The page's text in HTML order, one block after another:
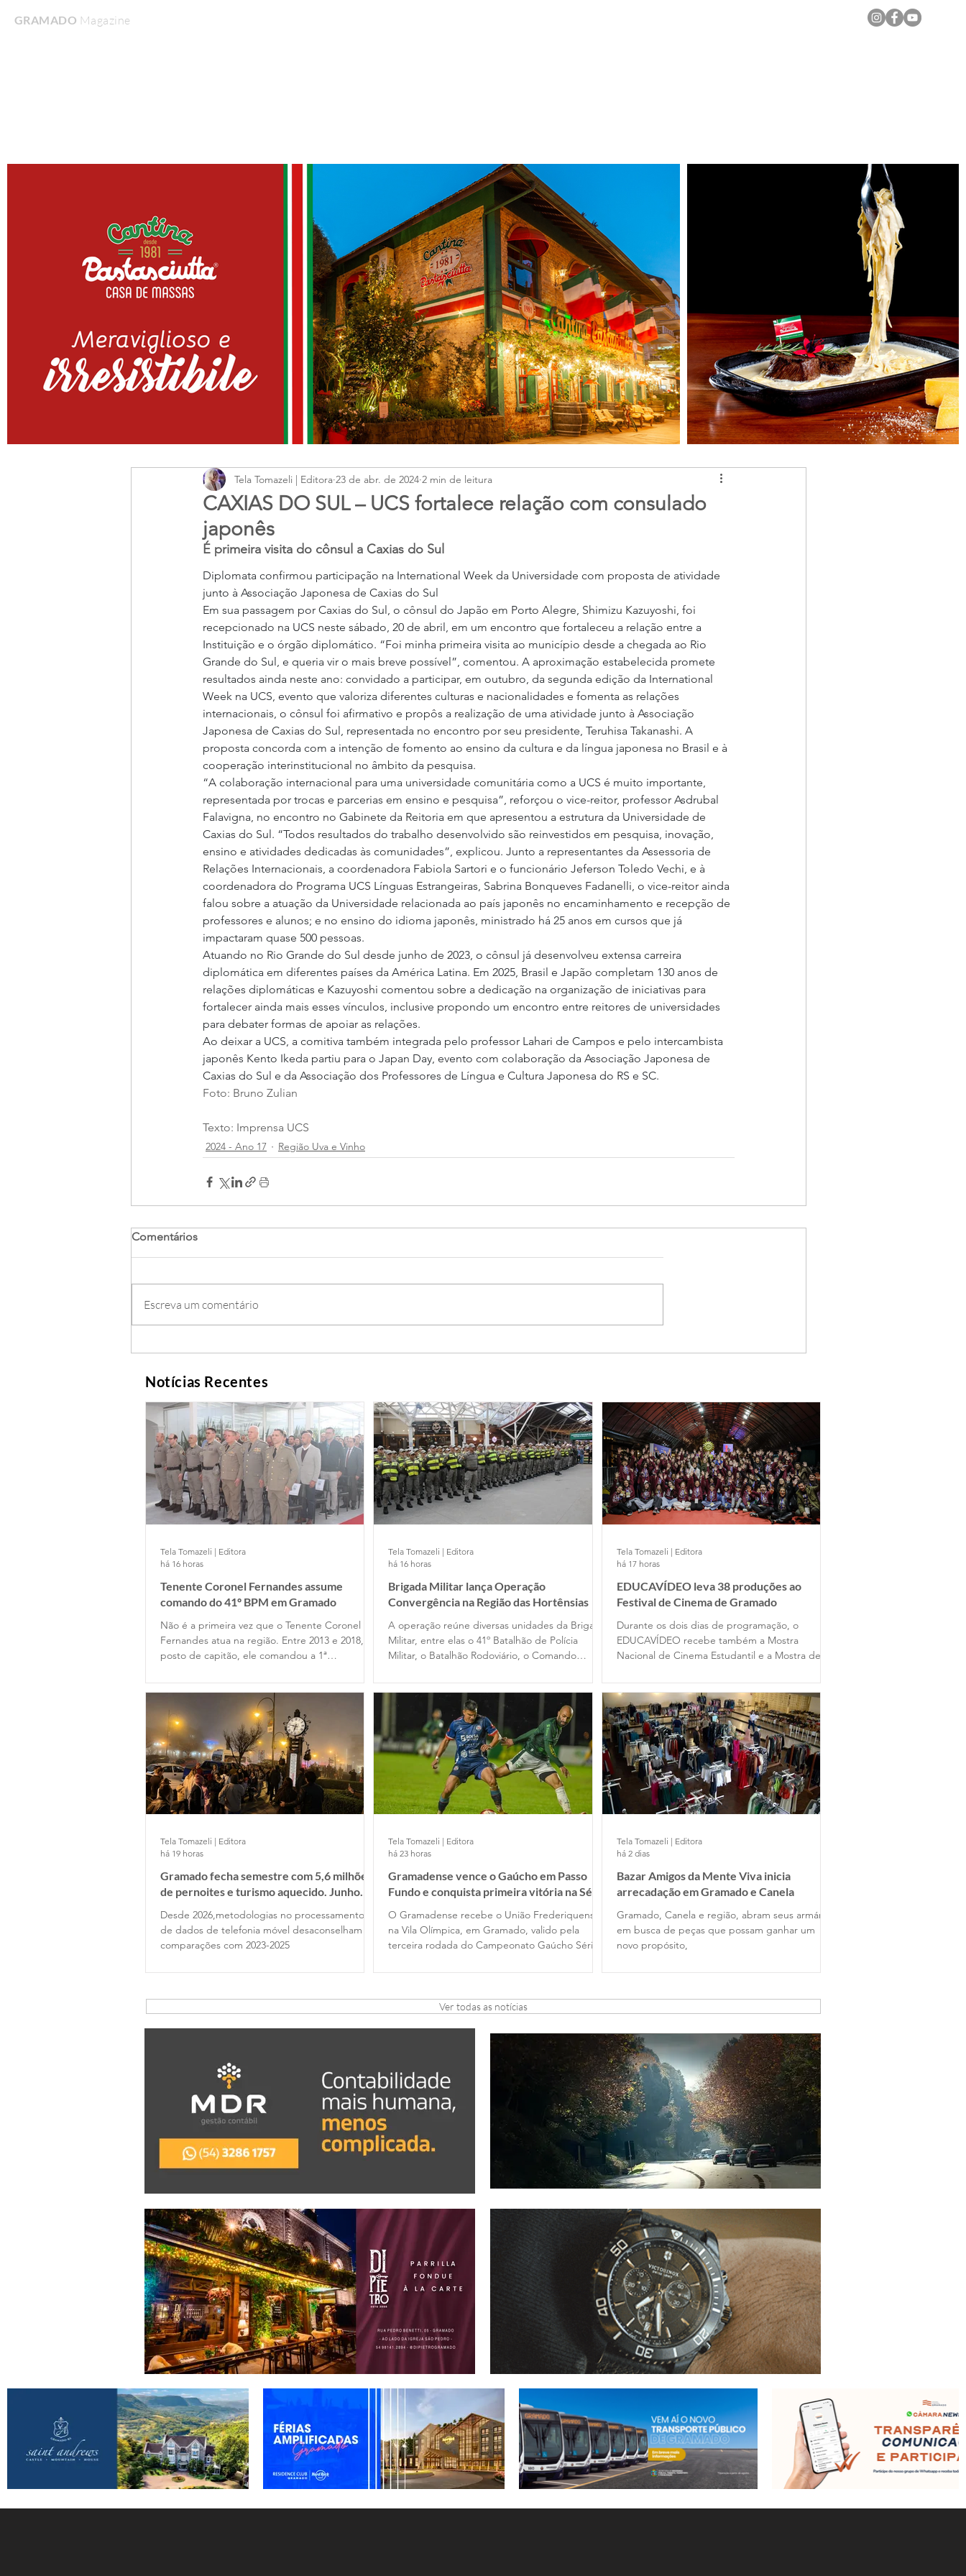
GRAMADO MagazineHome
CAXIAS DO SUL – UCS fortalece relação com consulado
japonês
Tela Tomazeli | Editora 23 de abr. de 2024 2 min de leitura
É primeira visita do cônsul a Caxias do Sul
Diplomata confirmou participação na International Week da Universidade com proposta de atividade
junto à Associação Japonesa de Caxias do Sul
Em sua passagem por Caxias do Sul, o cônsul do Japão em Porto Alegre, Shimizu Kazuyoshi, foi
recepcionado na UCS neste sábado, 20 de abril, em um encontro que fortaleceu a relação entre a
Instituição e o órgão diplomático. “Foi minha primeira visita ao município desde a chegada ao Rio
Grande do Sul, e queria vir o mais breve possível”, comentou. A aproximação estabelecida promete
resultados ainda neste ano: convidado a participar, em outubro, da segunda edição da International
Week na UCS, evento que valoriza diferentes culturas e nacionalidades e fomenta as relações
internacionais, o cônsul foi afirmativo e propôs a realização de uma atividade junto à Associação
Japonesa de Caxias do Sul, representada no encontro por seu presidente, Teruhisa Takanashi. A
proposta concorda com a intenção de fomento ao ensino da cultura e da língua japonesa no Brasil e à
cooperação interinstitucional no âmbito da pesquisa.
“A colaboração internacional para uma universidade comunitária como a UCS é muito importante,
representada por trocas e parcerias em ensino e pesquisa”, reforçou o vice-reitor, professor Asdrubal
Falavigna, no encontro no Gabinete da Reitoria em que apresentou a estrutura da Universidade de
Caxias do Sul. “Todos resultados do trabalho desenvolvido são reinvestidos em pesquisa, inovação,
ensino e atividades dedicadas às comunidades”, explicou. Junto a representantes da Assessoria de
Relações Internacionais, a coordenadora Fabiola Sartori e o funcionário Jeferson Toledo Vechi, e à
coordenadora do Programa UCS Línguas Estrangeiras, Sabrina Bonqueves Fadanelli, o vice-reitor ainda
falou sobre a atuação da Universidade relacionada ao país japonês no encaminhamento e recepção de
professores e alunos; e no ensino do idioma japonês, ministrado há 25 anos em cursos que já
impactaram quase 500 pessoas.
Atuando no Rio Grande do Sul desde junho de 2023, o cônsul já desenvolveu extensa carreira
diplomática em diferentes países da América Latina. Em 2025, Brasil e Japão completam 130 anos de
relações diplomáticas e Kazuyoshi comentou sobre a dedicação na organização de iniciativas para
fortalecer ainda mais esses vínculos, inclusive propondo um encontro entre reitores de universidades
para debater formas de apoiar as relações.
Ao deixar a UCS, a comitiva também integrada pelo professor Lahari de Campos e pelo intercambista
japonês Kento Ikeda partiu para o Japan Day, evento com colaboração da Associação Japonesa de
Caxias do Sul e da Associação dos Professores de Língua e Cultura Japonesa do RS e SC.
Foto: Bruno Zulian
Texto: Imprensa UCS
2024 - Ano 17 Região Uva e Vinho
Comentários
Escreva um comentário
Notícias Recentes
Tenente Coronel Fernandes assume
comando do 41º BPM em Gramado
Não é a primeira vez que o Tenente Coronel
Fernandes atua na região. Entre 2013 e 2018, no
posto de capitão, ele comandou a 1ª
Estado Maior da Unidade. Retornou em 2020,
permanecendo até 2022, quando ocupou o
posto de major na função de subcomandante
do Batalhão.
Tela Tomazeli | Editora
há 16 horas
Brigada Militar lança Operação
Convergência na Região das Hortênsias
A operação reúne diversas unidades da Brigada
Militar, entre elas o 41º Batalhão de Polícia
Militar, o Batalhão Rodoviário, o Comando
Departamento de Ensino. Participam das ações
dois alunos-oficiais do Curso Superior de Polícia
Militar e 120 alunos-soldados do Curso Básico
de Formação Policial Militar, das escolas de
Porto Alegre e Montenegro.
Tela Tomazeli | Editora
há 16 horas
EDUCAVÍDEO leva 38 produções ao
Festival de Cinema de Gramado
Durante os dois dias de programação, o
EDUCAVÍDEO recebe também a Mostra
Nacional de Cinema Estudantil e a Mostra de
diferentes estados do país ao lado dos
trabalhos dos alunos gramadenses.
Tela Tomazeli | Editora
há 17 horas
Gramado fecha semestre com 5,6 milhões
de pernoites e turismo aquecido. Junho
desponta!
Desde 2026,metodologias no processamento
de dados de telefonia móvel desaconselham
comparações com 2023-2025
Tela Tomazeli | Editora
há 19 horas
Gramadense vence o Gaúcho em Passo
Fundo e conquista primeira vitória na Série
O Gramadense recebe o União Frederiquense,
na Vila Olímpica, em Gramado, valido pela
terceira rodada do Campeonato Gaúcho Série
Tela Tomazeli | Editora
há 23 horas
Bazar Amigos da Mente Viva inicia
arrecadação em Gramado e Canela
Gramado, Canela e região, abram seus armários
em busca de peças que possam ganhar um
novo propósito,
Tela Tomazeli | Editora
há 2 dias
Ver todas as notícias